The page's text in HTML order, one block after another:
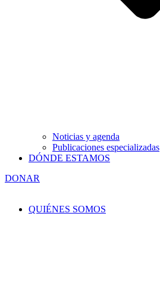
Noticias y agenda
Publicaciones especializadas
DÓNDE ESTAMOS
DONAR
QUIÉNES SOMOS